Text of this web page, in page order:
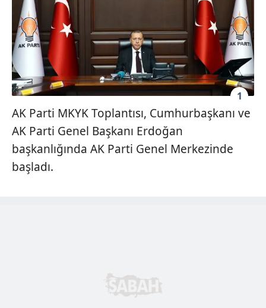
1
AK Parti MKYK Toplantısı, Cumhurbaşkanı ve
AK Parti Genel Başkanı Erdoğan
başkanlığında AK Parti Genel Merkezinde
başladı.